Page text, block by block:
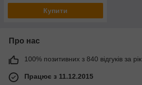
Купити
Про нас
100% позитивних з 840 відгуків за рік
Працює з 11.12.2015